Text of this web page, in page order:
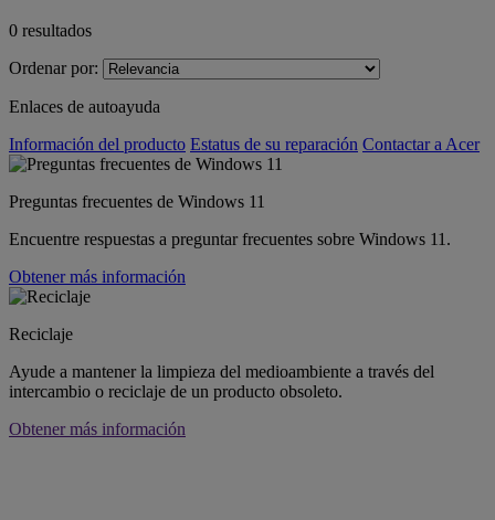
0 resultados
Ordenar por:
Enlaces de autoayuda
Información del producto Estatus de su reparación Contactar a Acer
Preguntas frecuentes de Windows 11
Encuentre respuestas a preguntar frecuentes sobre Windows 11.
Obtener más información
Reciclaje
Ayude a mantener la limpieza del medioambiente a través del
intercambio o reciclaje de un producto obsoleto.
Obtener más información